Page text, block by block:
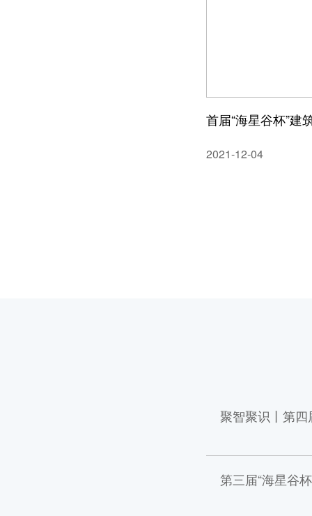
首届“海星谷杯”建
2021-12-04
聚智聚识丨第四
第三届“海星谷